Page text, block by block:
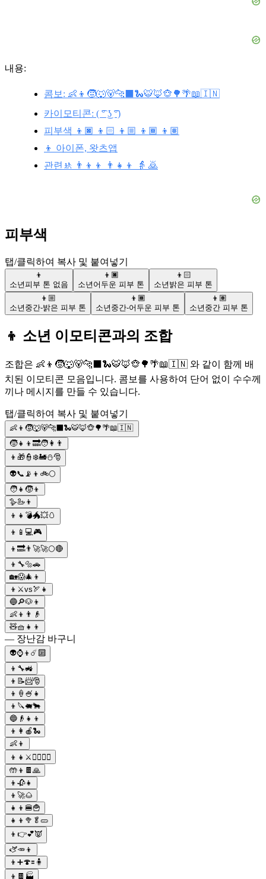
내용:
콤보: 👶👦🧒🐺🐻🐆⬛🐍🐯🦊🐵🌳🌴📖🇮🇳
카이모티콘: ( ͡° ͜ʖ ͡°)
피부색 👦🏿 👦🏻 👦🏼 👦🏾 👦🏽
👦 아이폰, 왓츠앱
관련🚸 👨‍👦‍👦 👨‍👧‍👦 👵 🙇
피부색
탭/클릭하여 복사 및 붙여넣기
👦
소년피부 톤 없음
👦🏿
소년 어두운 피부 톤
👦🏻
소년 밝은 피부 톤
👦🏼
소년 중간-밝은 피부 톤
👦🏾
소년 중간-어두운 피부 톤
👦🏽
소년 중간 피부 톤
👦 소년 이모티콘과의 조합
조합은 👶👦🧒🐺🐻🐆⬛🐍🐯🦊🐵🌳🌴📖🇮🇳 와 같이 함께 배
치된 이모티콘 모음입니다. 콤보를 사용하여 단어 없이 수수께
끼나 메시지를 만들 수 있습니다.
탭/클릭하여 복사 및 붙여넣기
👶👦🧒🐺🐻🐆⬛🐍🐯🦊🐵🌳🌴📖🇮🇳
🧒👧👦🔜🧑👩👨
👦🎁👮❄️🚂⛄🎅
👽📞📡👦🚲🌕
🧑👧🧒👦
🪿🦢👦
👦👧💣🐲💥🥚
👦📱💻🎮
👦🔜👨‍🚀🚀🌕🔴
👦🔧🔩🚗
🏡😱🎄👦
👦⚔️vs🏹👧
🔵🔎🐶👦
👶👦👨👴
🧸🧺👧👦
— 장난감 바구니
👽⌚️👦☄️🔟
👦🔧🚜
👦📝📨🎅
👦🍦🍧👧
👦🔪🐖🐂
🔵👴👧👦
👦👩🍎🐍
👶👦
👦👧⚔️🧟‍♀️🧟‍♂️
🤲👦🍫🙏
👦🥀👧
👦🚀🌰
👧👦🍔🍟
👧👦🥦🥬🥒
👦👉💕👿
🫏🥕👦
👦➕🍄🟰🧍
👦🍫🏭